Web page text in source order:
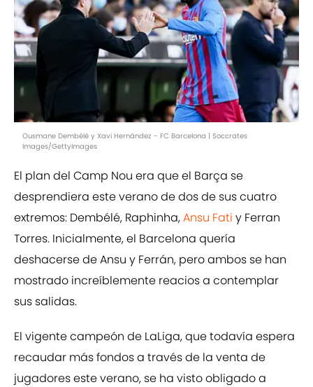
Ousmane Dembélé y Xavi Hernández - FC Barcelona | Soccrates
Images/GettyImages
El plan del Camp Nou era que el Barça se
desprendiera este verano de dos de sus cuatro
extremos: Dembélé, Raphinha,Ansu Fati y Ferran
Torres. Inicialmente, el Barcelona quería
deshacerse de Ansu y Ferrán, pero ambos se han
mostrado increíblemente reacios a contemplar
sus salidas.
El vigente campeón de LaLiga, que todavía espera
recaudar más fondos a través de la venta de
jugadores este verano, se ha visto obligado a